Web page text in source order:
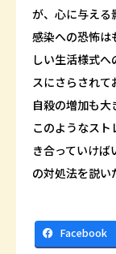
が、心に与える
感染への恐怖は
しい生活様式
スにさらされて
自殺の増加も大
このようなス
き合っていけ
の対処法を説い
Facebook